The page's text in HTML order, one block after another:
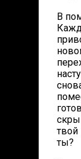
В
твой
ты?